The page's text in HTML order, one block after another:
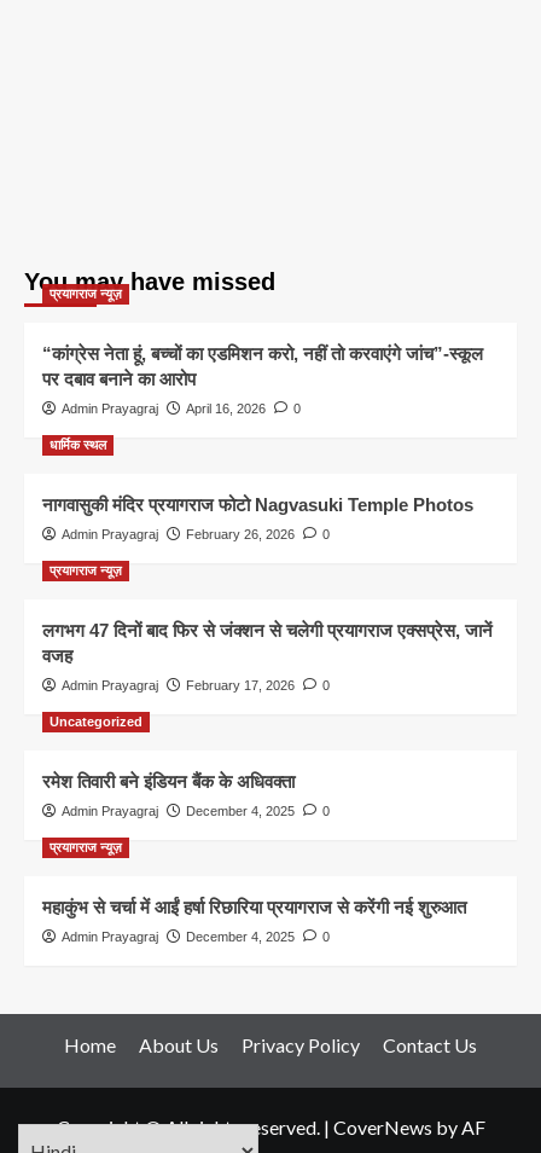
You may have missed
प्रयागराज न्यूज़
“कांग्रेस नेता हूं, बच्चों का एडमिशन करो, नहीं तो करवाएंगे जांच”-स्कूल
पर दबाव बनाने का आरोप
Admin Prayagraj April 16, 2026 0
धार्मिक स्थल
नागवासुकी मंदिर प्रयागराज फोटो Nagvasuki Temple Photos
Admin Prayagraj February 26, 2026 0
प्रयागराज न्यूज़
लगभग 47 दिनों बाद फिर से जंक्शन से चलेगी प्रयागराज एक्सप्रेस, जानें
वजह
Admin Prayagraj February 17, 2026 0
Uncategorized
रमेश तिवारी बने इंडियन बैंक के अधिवक्ता
Admin Prayagraj December 4, 2025 0
प्रयागराज न्यूज़
महाकुंभ से चर्चा में आईं हर्षा रिछारिया प्रयागराज से करेंगी नई शुरुआत
Admin Prayagraj December 4, 2025 0
Home About Us Privacy Policy Contact Us
Copyright © All rights reserved. | CoverNews by AF